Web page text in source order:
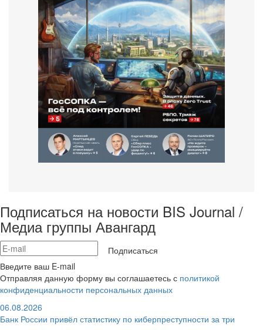
Подписаться на новости BIS Journal /
Медиа группы Авангард
Подписаться
Введите ваш E-mail
Отправляя данную форму вы соглашаетесь с политикой
конфиденциальности персональных данных
06.08.2026
Банк России привёл статистику по киберпреступности за три